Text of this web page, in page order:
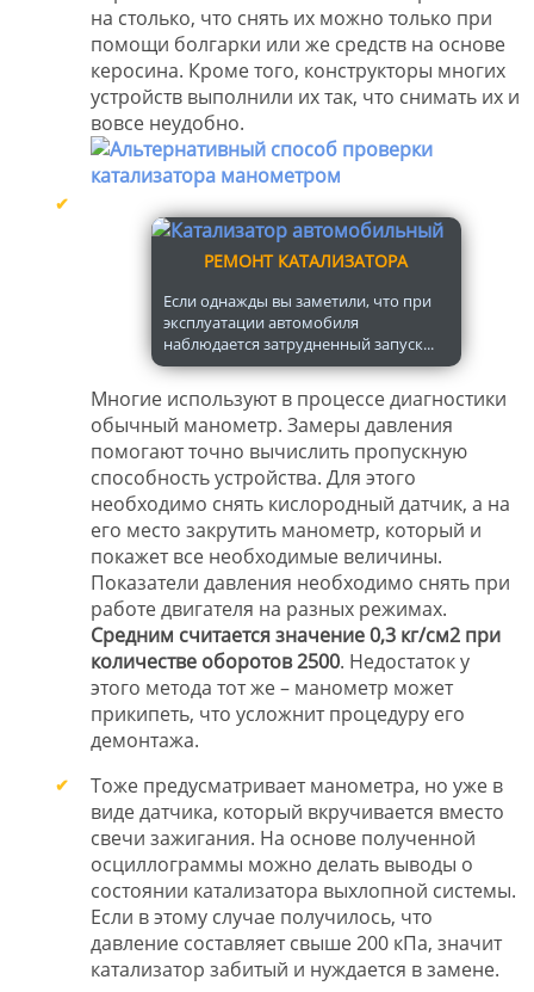
на столько, что снять их можно только при
помощи болгарки или же средств на основе
керосина. Кроме того, конструкторы многих
устройств выполнили их так, что снимать их и
вовсе неудобно.
РЕМОНТ КАТАЛИЗАТОРА
Если однажды вы заметили, что при
эксплуатации автомобиля
наблюдается затрудненный запуск...
Многие используют в процессе диагностики
обычный манометр. Замеры давления
помогают точно вычислить пропускную
способность устройства. Для этого
необходимо снять кислородный датчик, а на
его место закрутить манометр, который и
покажет все необходимые величины.
Показатели давления необходимо снять при
работе двигателя на разных режимах.
Средним считается значение 0,3 кг/см2 при
количестве оборотов 2500. Недостаток у
этого метода тот же – манометр может
прикипеть, что усложнит процедуру его
демонтажа.
Тоже предусматривает манометра, но уже в
виде датчика, который вкручивается вместо
свечи зажигания. На основе полученной
осциллограммы можно делать выводы о
состоянии катализатора выхлопной системы.
Если в этому случае получилось, что
давление составляет свыше 200 кПа, значит
катализатор забитый и нуждается в замене.